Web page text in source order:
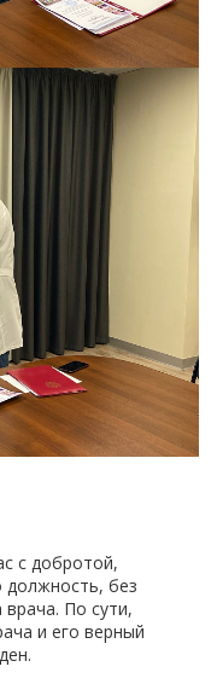
с добротой,
должность, без
По сути,
и его верный
⠀